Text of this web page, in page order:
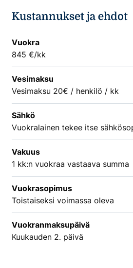
Kustannukset ja ehdot
Vuokra
845 €/kk
Vesimaksu
Vesimaksu 20€ / henkilö / kk
Sähkö
Vuokralainen tekee itse
Vakuus
1 kk:n vuokraa vastaava summa
Vuokrasopimus
Toistaiseksi voimassa oleva
Vuokranmaksupäivä
Kuukauden 2. päivä